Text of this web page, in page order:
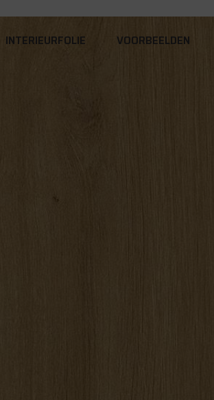
INTERIEURFOLIE VOORBEELDEN